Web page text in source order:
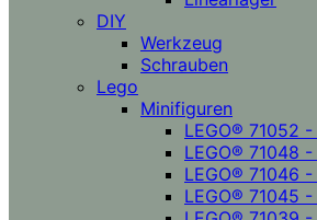
DIY
Werkzeug
Schrauben
Lego
Minifiguren
LEGO® 71052
LEGO® 71048
LEGO® 71046
LEGO® 71045